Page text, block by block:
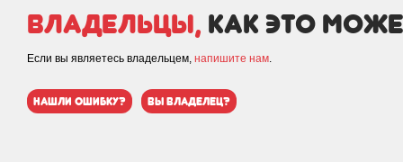
Владельцы, как это
Если вы являетесь владельцем, напишите нам.
нашли ошибку? вы владелец?